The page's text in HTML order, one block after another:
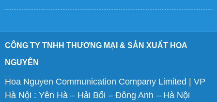
CÔNG TY TNHH THƯƠNG MẠI & SẢN XUẤT HOA
NGUYÊN
Hoa Nguyen Communication Company Limited | VP
Hà Nội : Yên Hà – Hải Bối – Đông Anh – Hà Nội